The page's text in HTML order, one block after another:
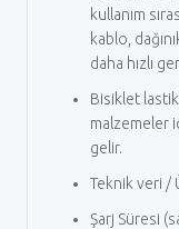
kullanım
kablo,
daha hızlı
Bisiklet
malzemeler
gelir.
Teknik veri /
Şarj Süresi